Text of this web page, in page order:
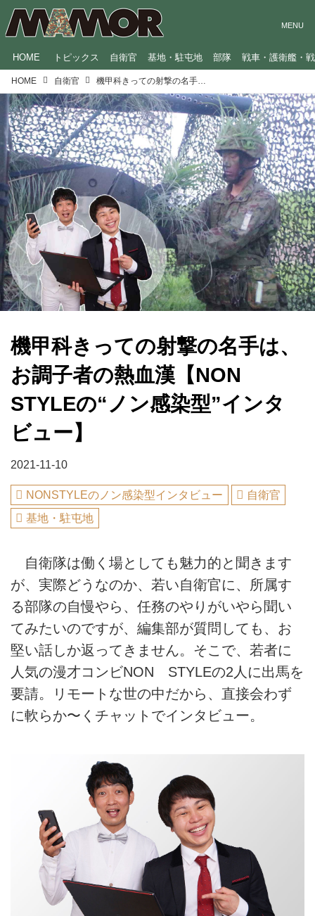
HOME トピックス 自衛官 基地・駐屯地 部隊 戦車・護衛艦・
HOME 自衛官
機甲科きっての射撃の名手は、
お調子者の熱血漢【NON
STYLEの“ノン感染型”インタ
ビュー】
2021-11-10
NONSTYLEのノン感染型インタビュー
自衛官
基地・駐屯地
自衛隊は働く場としても魅力的と聞きます
が、実際どうなのか、若い自衛官に、所属す
る部隊の自慢やら、任務のやりがいやら聞い
てみたいのですが、編集部が質問しても、お
堅い話しか返ってきません。そこで、若者に
人気の漫才コンビNON STYLEの2人に出馬を
要請。リモートな世の中だから、直接会わず
に軟らか〜くチャットでインタビュー。